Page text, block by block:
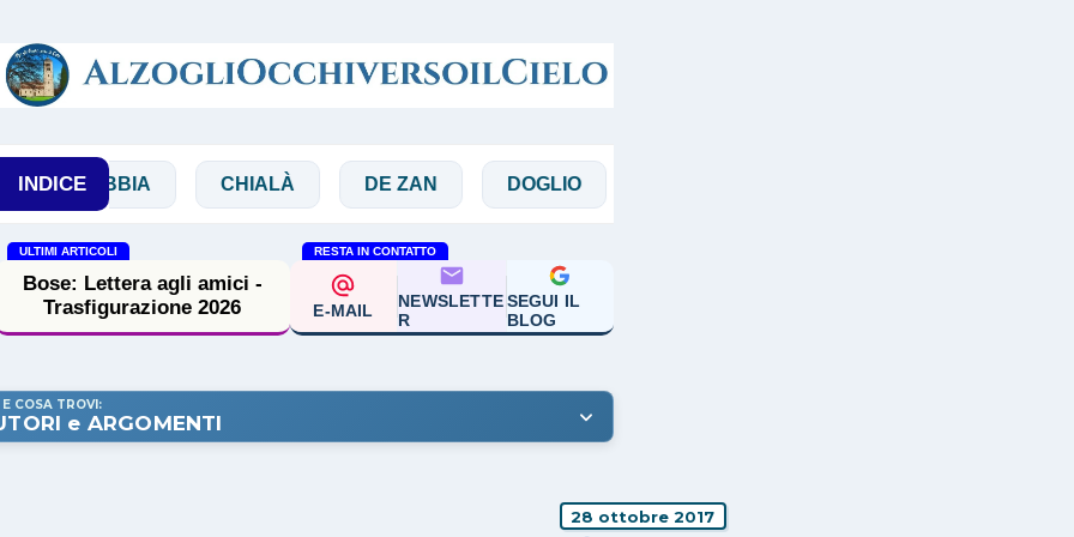
INDICE
BIBBIA CHIALÀ DE ZAN DOGLIO
ULTIMI ARTICOLI
Bose: Lettera agli amici -
Trasfigurazione 2026
RESTA IN CONTATTO
E-MAIL
NEWSLETTE
R
SEGUI IL
BLOG
E COSA TROVI:
e ARGOMENTI
28 ottobre 2017